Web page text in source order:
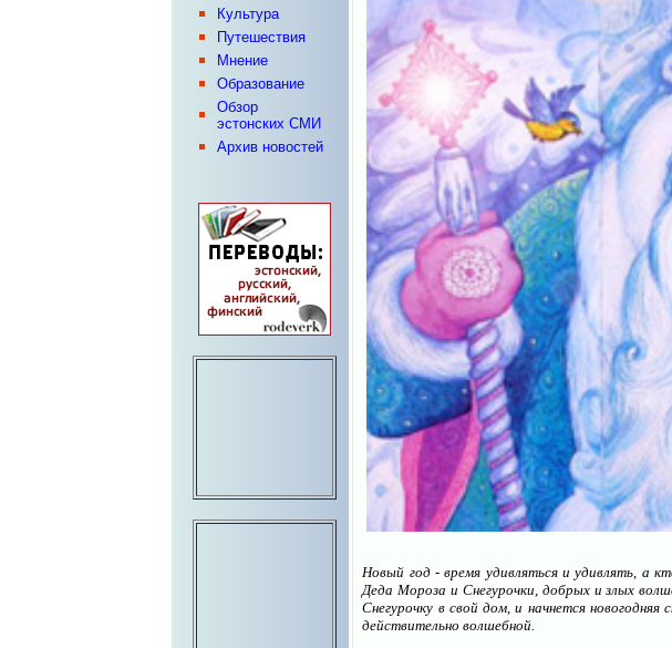
Культура
Путешествия
Мнение
Образование
Обзор
эстонских СМИ
Архив новостей
Новый год - время удивляться и удивлять, а
Деда Мороза и Снегурочки, добрых и злых
Снегурочку в свой дом, и начнется
действительно волшебной.